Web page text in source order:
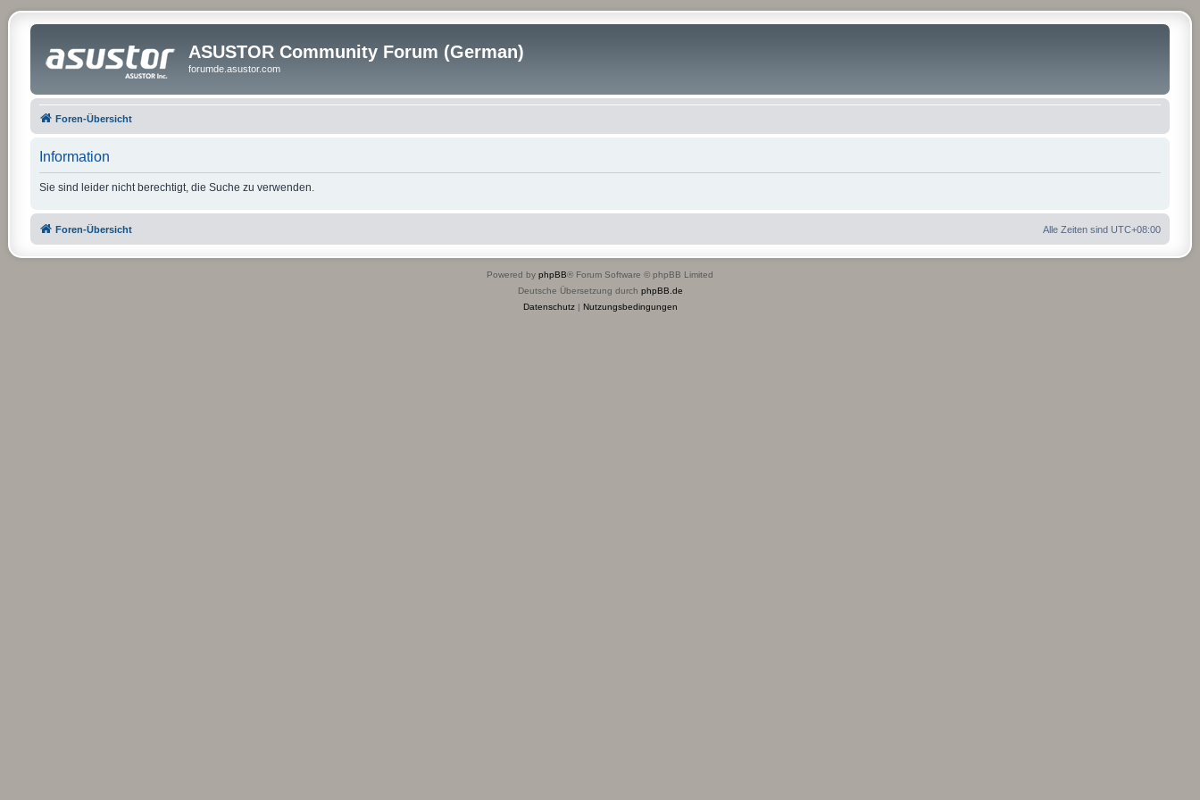
ASUSTOR Community Forum (German)
forumde.asustor.com
Foren-Übersicht
Information
Sie sind leider nicht berechtigt, die Suche zu verwenden.
Foren-Übersicht Alle Zeiten sind UTC+08:00
Powered by phpBB® Forum Software © phpBB Limited
Deutsche Übersetzung durch phpBB.de
Datenschutz| Nutzungsbedingungen